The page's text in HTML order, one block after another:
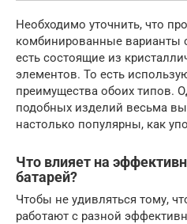
Необходимо уточнить, что
комбинированные варианты
есть состоящие из
элементов. То есть
преимущества обоих типов.
подобных изделий весьма
настолько популярны, как
Что влияет на
батарей?
Чтобы не удивляться тому,
работают с разной